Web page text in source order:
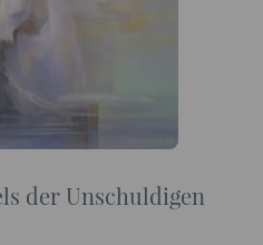
der Unschuldigen